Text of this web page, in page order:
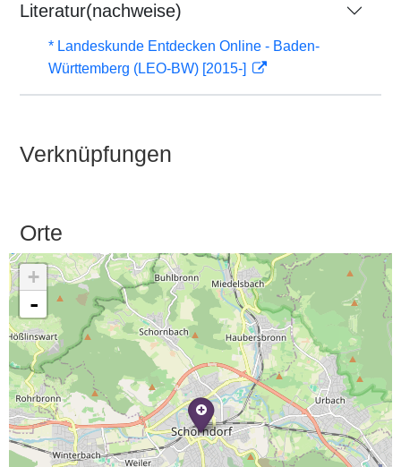
Literatur(nachweise)
* Landeskunde Entdecken Online - Baden-
Württemberg (LEO-BW) [2015-]
Verknüpfungen
Orte
+
-